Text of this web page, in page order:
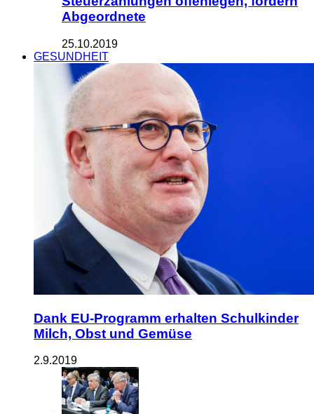
Abgeordnete
25.10.2019
GESUNDHEIT
Dank EU-Programm erhalten Schulkinder
Milch, Obst und Gemüse
2.9.2019